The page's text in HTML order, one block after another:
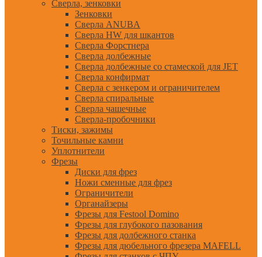
Сверла, зенковки
Зенковки
Сверла ANUBA
Сверла HW для шкантов
Сверла Форстнера
Сверла долбежные
Сверла долбежные со стамеской для JET
Сверла конфирмат
Сверла с зенкером и ограничителем
Сверла спиральные
Сверла чашечные
Сверла-пробочники
Тиски, зажимы
Точильные камни
Уплотнители
Фрезы
Диски для фрез
Ножи сменные для фрез
Ограничители
Органайзеры
Фрезы для Festool Domino
Фрезы для глубокого пазования
Фрезы для долбежного станка
Фрезы для дюбельного фрезера MAFELL